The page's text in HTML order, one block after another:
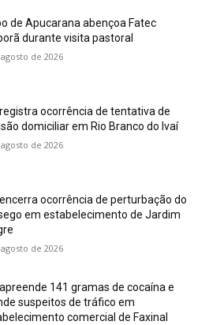
de Apucarana abençoa Fatec
durante visita pastoral
de 2026
ocorrência de tentativa de
domiciliar em Rio Branco do Ivaí
de 2026
ocorrência de perturbação do
em estabelecimento de Jardim
de 2026
141 gramas de cocaína e
suspeitos de tráfico em
comercial de Faxinal